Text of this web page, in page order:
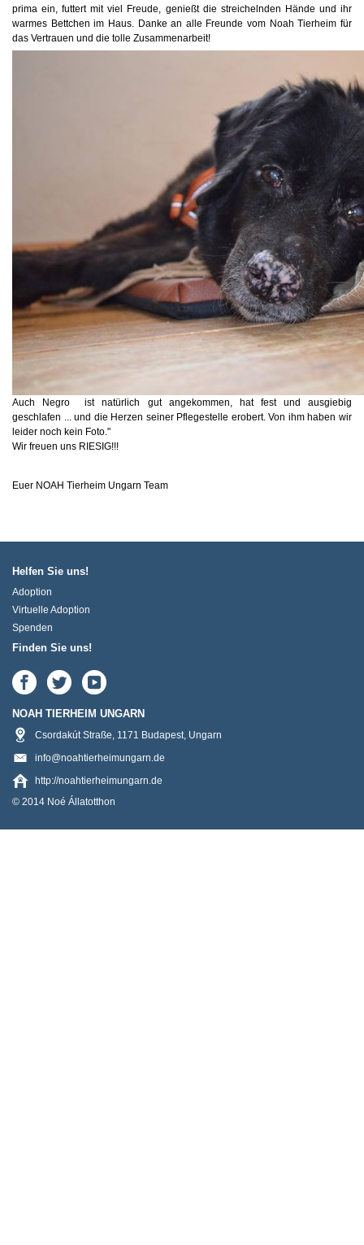
prima ein, futtert mit viel Freude, genießt die streichelnden Hände und ihr
warmes Bettchen im Haus. Danke an alle Freunde vom Noah Tierheim für
das Vertrauen und die tolle Zusammenarbeit!
Auch Negro ist natürlich gut angekommen, hat fest und ausgiebig
geschlafen ... und die Herzen seiner Pflegestelle erobert. Von ihm haben wir
leider noch kein Foto."
Wir freuen uns RIESIG!!!
Euer NOAH Tierheim Ungarn Team
Helfen Sie uns!
Adoption
Virtuelle Adoption
Spenden
Finden Sie uns!
NOAH TIERHEIM UNGARN
Csordakút Straße, 1171 Budapest, Ungarn
info@noahtierheimungarn.de
http://noahtierheimungarn.de
© 2014 Noé Állatotthon